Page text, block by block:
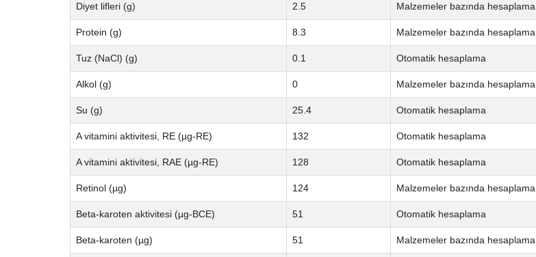
Diyet lifleri (g) 2.5 Malzemeler bazında hesaplama
Protein (g) 8.3 Malzemeler bazında hesaplama
Tuz (NaCl) (g) 0.1 Otomatik hesaplama
Alkol (g) 0 Malzemeler bazında hesaplama
Su (g) 25.4 Otomatik hesaplama
A vitamini aktivitesi, RE (µg-RE) 132 Otomatik hesaplama
A vitamini aktivitesi, RAE (µg-RE) 128 Otomatik hesaplama
Retinol (µg) 124 Malzemeler bazında hesaplama
Beta-karoten aktivitesi (µg-BCE) 51 Otomatik hesaplama
Beta-karoten (µg) 51 Malzemeler bazında hesaplama